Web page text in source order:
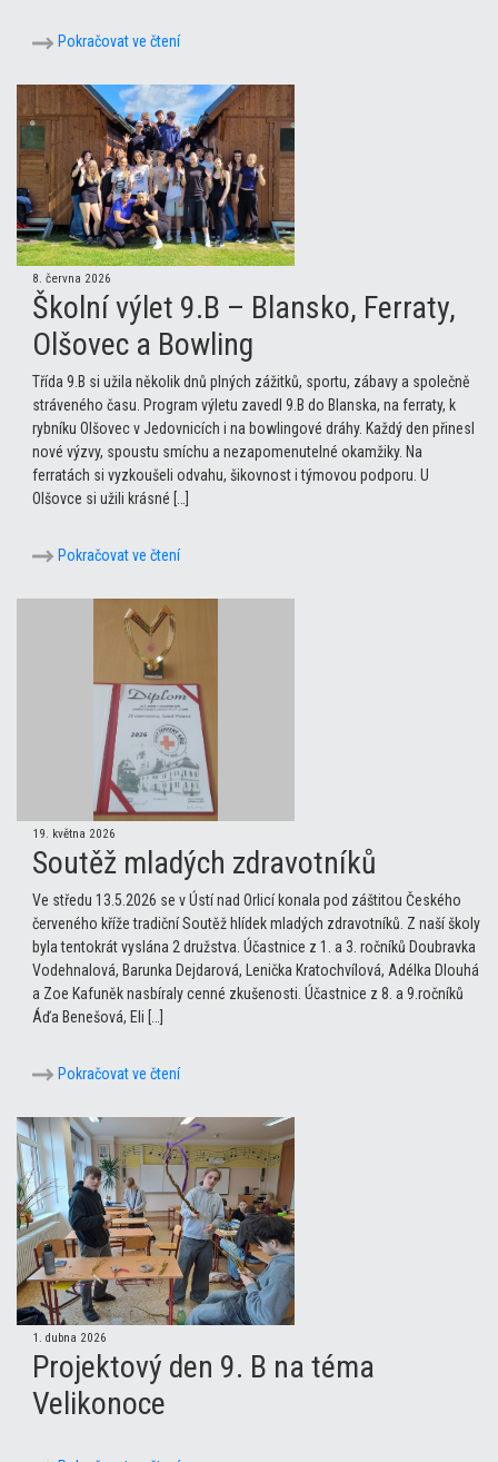
Pokračovat ve čtení
8. června 2026
Školní výlet 9.B – Blansko, Ferraty,
Olšovec a Bowling
Třída 9.B si užila několik dnů plných zážitků, sportu, zábavy a společně
stráveného času. Program výletu zavedl 9.B do Blanska, na ferraty, k
rybníku Olšovec v Jedovnicích i na bowlingové dráhy. Každý den přinesl
nové výzvy, spoustu smíchu a nezapomenutelné okamžiky. Na
ferratách si vyzkoušeli odvahu, šikovnost i týmovou podporu. U
Olšovce si užili krásné […]
Pokračovat ve čtení
19. května 2026
Soutěž mladých zdravotníků
Ve středu 13.5.2026 se v Ústí nad Orlicí konala pod záštitou Českého
červeného kříže tradiční Soutěž hlídek mladých zdravotníků. Z naší školy
byla tentokrát vyslána 2 družstva. Účastnice z 1. a 3. ročníků Doubravka
Vodehnalová, Barunka Dejdarová, Lenička Kratochvílová, Adélka Dlouhá
a Zoe Kafuněk nasbíraly cenné zkušenosti. Účastnice z 8. a 9.ročníků
Áďa Benešová, Eli […]
Pokračovat ve čtení
1. dubna 2026
Projektový den 9. B na téma
Velikonoce